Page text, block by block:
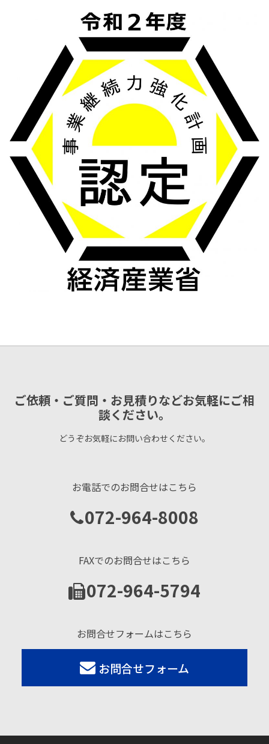
ご依頼・ご質問・お見積りなどお気軽にご相
談ください。
どうぞお気軽にお問い合わせください。
お電話でのお問合せはこちら
072-964-8008
FAXでのお問合せはこちら
072-964-5794
お問合せフォームはこちら
お問合せフォーム